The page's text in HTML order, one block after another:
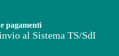
pagamenti
al Sistema TS/SdI